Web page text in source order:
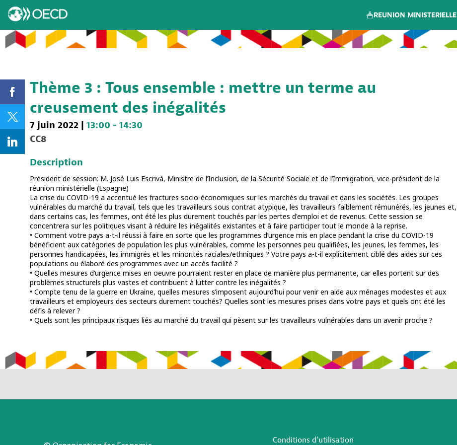
REUNION MINISTERIELLE
Thème 3 : Tous ensemble : mettre un terme au
creusement des inégalités
7 juin 2022 | 13:00 - 14:30
CC8
Description
Président de session: M. José Luis Escrivá, Ministre de l’Inclusion, de la Sécurité Sociale et de l’Immigration, vice-président de la
réunion ministérielle (Espagne)
La crise du COVID-19 a accentué les fractures socio-économiques sur les marchés du travail et dans les sociétés. Les groupes
vulnérables du marché du travail, tels que les travailleurs sous contrat atypique, les travailleurs faiblement rémunérés, les jeunes et,
dans certains cas, les femmes, ont été les plus durement touchés par les pertes d'emploi et de revenus. Cette session se
concentrera sur les politiques visant à réduire les inégalités existantes et à faire participer tout le monde à la reprise.
• Comment votre pays a-t-il réussi à faire en sorte que les programmes d’urgence mis en place pendant la crise du COVID-19
bénéficient aux catégories de population les plus vulnérables, comme les personnes peu qualifiées, les jeunes, les femmes, les
personnes handicapées, les immigrés et les minorités raciales/ethniques ? Votre pays a-t-il explicitement ciblé des aides sur ces
populations ou élaboré des programmes avec un accès facilité ?
• Quelles mesures d’urgence mises en oeuvre pourraient rester en place de manière plus permanente, car elles portent sur des
problèmes structurels plus vastes et contribuent à lutter contre les inégalités ?
• Compte tenu de la guerre en Ukraine, quelles mesures s’imposent aujourd’hui pour venir en aide aux ménages modestes et aux
travailleurs et employeurs des secteurs durement touchés? Quelles sont les mesures prises dans votre pays et quels ont été les
défis à relever ?
• Quels sont les principaux risques liés au marché du travail qui pèsent sur les travailleurs vulnérables dans un avenir proche ?
Conditions d'utilisation